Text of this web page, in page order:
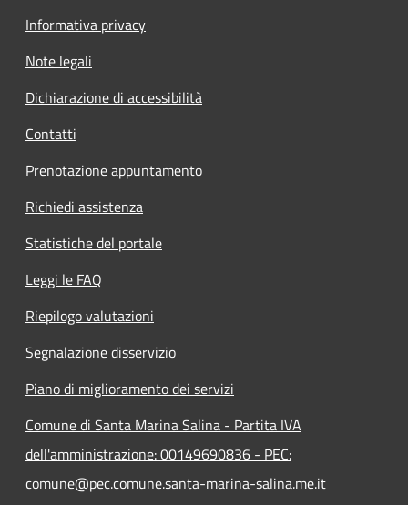
Informativa privacy
Note legali
Dichiarazione di accessibilità
Contatti
Prenotazione appuntamento
Richiedi assistenza
Statistiche del portale
Leggi le FAQ
Riepilogo valutazioni
Segnalazione disservizio
Piano di miglioramento dei servizi
Comune di Santa Marina Salina - Partita IVA
dell'amministrazione: 00149690836 - PEC:
comune@pec.comune.santa-marina-salina.me.it